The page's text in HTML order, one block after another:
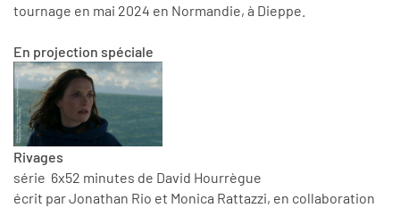
tournage en mai 2024 en Normandie, à Dieppe.
En projection spéciale
Rivages
série 6x52 minutes de David Hourrègue
écrit par Jonathan Rio et Monica Rattazzi, en collaboration